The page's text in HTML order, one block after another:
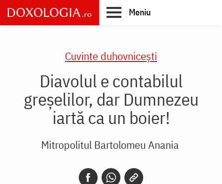
Skip
to
main
Meniu
Cuvinte duhovnicești
Diavolul e contabilul
greșelilor, dar Dumnezeu
iartă ca un boier!
Mitropolitul Bartolomeu Anania